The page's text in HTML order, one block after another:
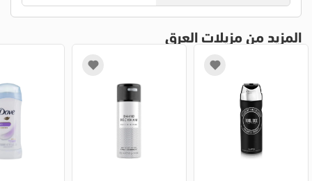
المزيد من مزيلات العرق